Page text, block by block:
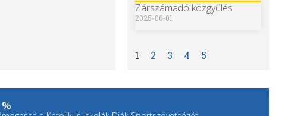
Zárszámadó közgyűlés
2025-06-01
1 2 3 4 5